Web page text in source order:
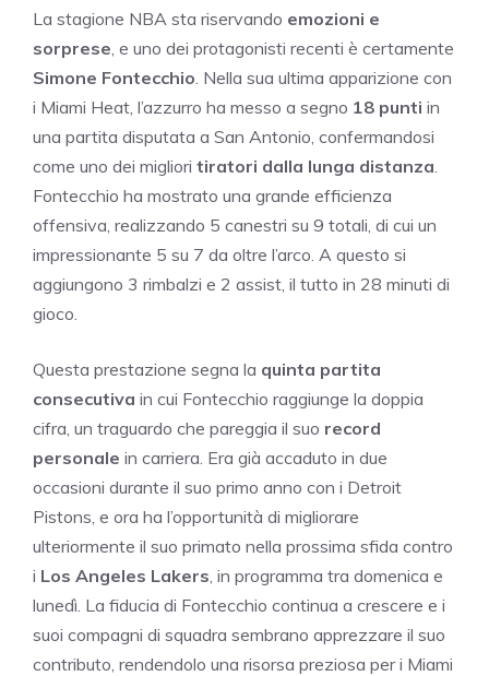
La stagione NBA sta riservando emozioni e
sorprese , e uno dei protagonisti recenti è certamente
Simone Fontecchio . Nella sua ultima apparizione con
i Miami Heat, l’azzurro ha messo a segno 18 punti in
una partita disputata a San Antonio, confermandosi
come uno dei migliori tiratori dalla lunga distanza
Fontecchio ha mostrato una grande efficienza
offensiva, realizzando 5 canestri su 9 totali, di cui un
impressionante 5 su 7 da oltre l’arco. A questo si
aggiungono 3 rimbalzi e 2 assist, il tutto in 28 minuti di
gioco.
Questa prestazione segna la quinta partita
consecutiva in cui Fontecchio raggiunge la doppia
cifra, un traguardo che pareggia il suo record
personale in carriera. Era già accaduto in due
occasioni durante il suo primo anno con i Detroit
Pistons, e ora ha l’opportunità di migliorare
ulteriormente il suo primato nella prossima sfida contro
i Los Angeles Lakers , in programma tra domenica e
lunedì. La fiducia di Fontecchio continua a crescere e i
suoi compagni di squadra sembrano apprezzare il suo
contributo, rendendolo una risorsa preziosa per i Miami